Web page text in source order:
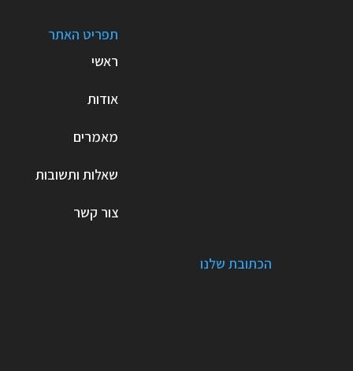
תפריט האתר
ראשי
אודות
מאמרים
שאלות ותשובות
צור קשר
הכתובת שלנו